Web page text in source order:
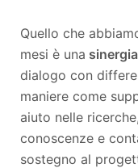
Quello che
mesi è una
dialogo con
maniere come
aiuto nelle
conoscenze e
sostegno al